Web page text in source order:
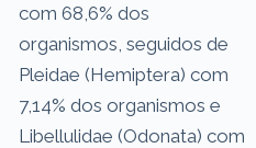
com 68,6% dos
organismos, seguidos de
Pleidae (Hemiptera) com
7,14% dos organismos e
Libellulidae (Odonata) com